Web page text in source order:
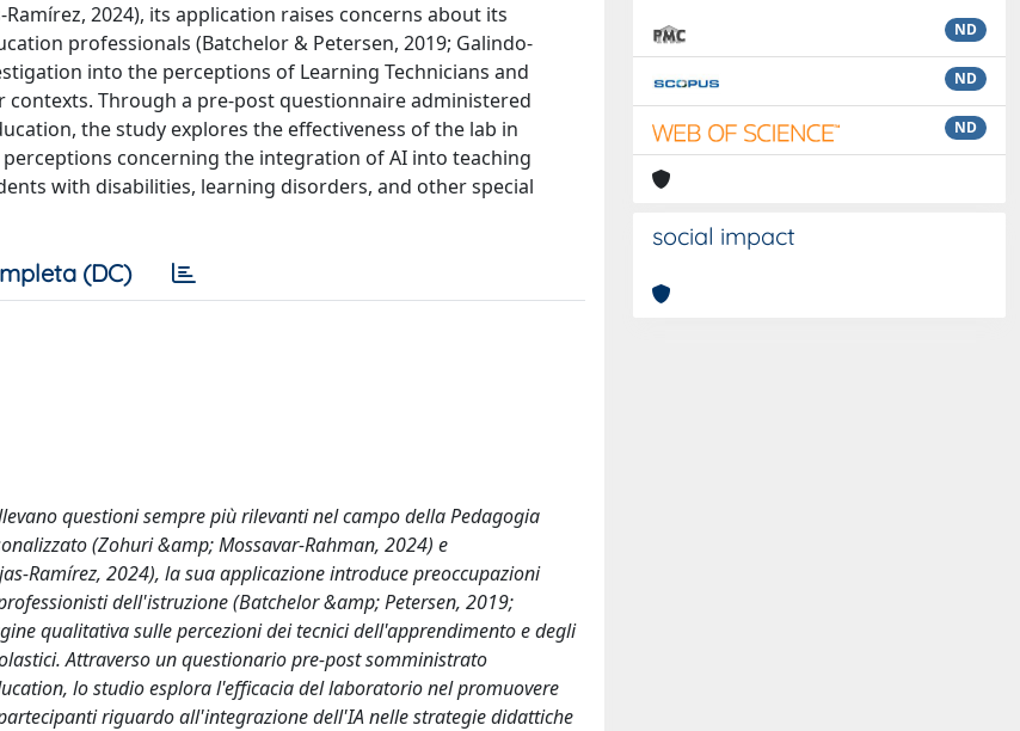
2024), its application raises concerns about its
professionals (Batchelor & Petersen, 2019; Galindo‐
into the perceptions of Learning Technicians and
Through a pre‐post questionnaire administered
the study explores the effectiveness of the lab in
concerning the integration of AI into teaching
with disabilities, learning disorders, and other special
(DC)
questioni sempre più rilevanti nel campo della Pedagogia
(Zohuri &amp; Mossavar‐Rahman, 2024) e
2024), la sua applicazione introduce preoccupazioni
dell'istruzione (Batchelor &amp; Petersen, 2019;
qualitativa sulle percezioni dei tecnici dell'apprendimento e degli
Attraverso un questionario pre‐post somministrato
lo studio esplora l'efficacia del laboratorio nel promuovere
riguardo all'integrazione dell'IA nelle strategie didattiche
ND
ND
ND
social impact